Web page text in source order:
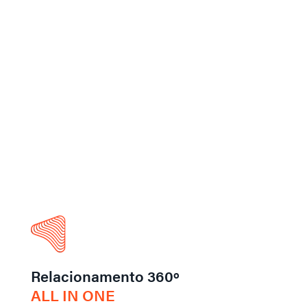
Relacionamento 360º
ALL IN ONE